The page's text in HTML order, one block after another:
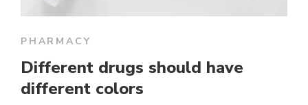
PHARMACY
Different drugs should have
different colors